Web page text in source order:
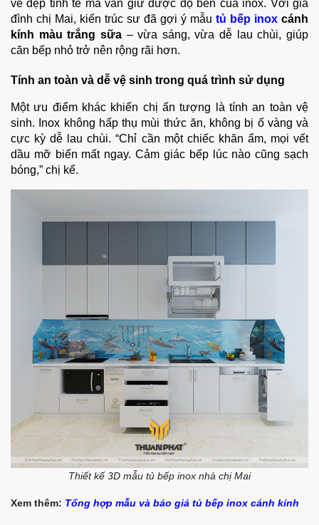
vẻ đẹp tinh tế mà vẫn giữ được độ bền của inox. Với gia
đình chị Mai, kiến trúc sư đã gợi ý mẫu tủ bếp inox cánh
kính màu trắng sữa– vừa sáng, vừa dễ lau chùi, giúp
căn bếp nhỏ trở nên rộng rãi hơn.
Tính an toàn và dễ vệ sinh trong quá trình sử dụng
Một ưu điểm khác khiến chị ấn tượng là tính an toàn vệ
sinh. Inox không hấp thụ mùi thức ăn, không bị ố vàng và
cực kỳ dễ lau chùi. “Chỉ cần một chiếc khăn ẩm, mọi vết
dầu mỡ biến mất ngay. Cảm giác bếp lúc nào cũng sạch
bóng,” chị kể.
Thiết kế 3D mẫu tủ bếp inox nhà chị Mai
Xem thêm: Tổng hợp mẫu và báo giá tủ bếp inox cánh kính